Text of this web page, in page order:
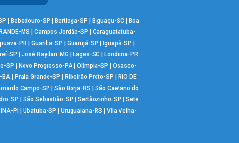
| Bebedouro-SP | Bertioga-SP | Biguaçu-SC| Boa
MS | Campos Jordão-SP | Caraguatatuba-
PR | Guariba-SP | Guarujá-SP | Iguapé-SP |
SP | José Raydan-MG | Lages-SC| Londrina-PR
SP | Novo Progresso-PA | Olímpia-SP | Osasco-
BA| Praia Grande-SP | Ribeirão Preto-SP | RIO DE
Campo-SP | São Borja-RS | São Caetano do
SP | São Sebastião-SP | Sertãozinho-SP | Sete
PI | Ubatuba-SP | Uruguaiana-RS | Vila Velha-